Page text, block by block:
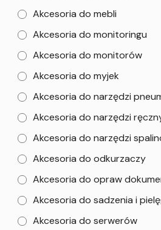
Akcesoria do mebli
Akcesoria do monitoringu
Akcesoria do monitorów
Akcesoria do myjek
Akcesoria do narzędzi
Akcesoria do narzędzi
Akcesoria do narzędzi
Akcesoria do odkurzaczy
Akcesoria do opraw
Akcesoria do sadzenia i
Akcesoria do serwerów